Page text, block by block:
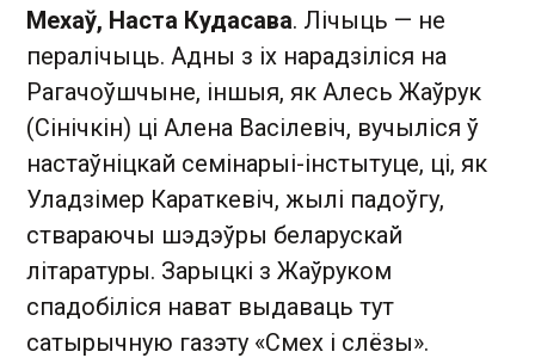
Мехаў, Наста Кудасава. Лічыць — не
пералічыць. Адны з іх нарадзіліся на
Рагачоўшчыне, іншыя, як Алесь Жаўрук
(Сінічкін) ці Алена Васілевіч, вучыліся ў
настаўніцкай семінарыі-інстытуце, ці, як
Уладзімер Караткевіч, жылі падоўгу,
ствараючы шэдэўры беларускай
літаратуры. Зарыцкі з Жаўруком
спадобіліся нават выдаваць тут
сатырычную газэту «Смех і слёзы».